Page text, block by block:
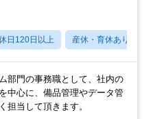
日120日以上 産休・育休あり
部門の事務職として、社内の
中心に、備品管理やデータ管
担当して頂きます。